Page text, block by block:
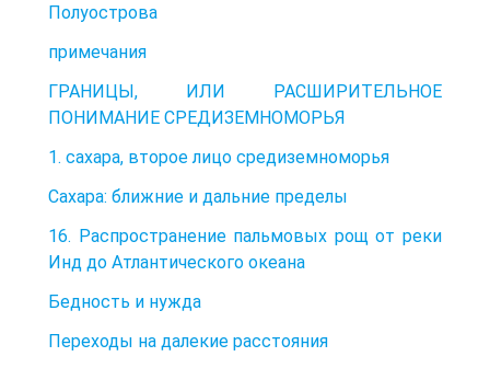
Полуострова
примечания
ГРАНИЦЫ, ИЛИ РАСШИРИТЕЛЬНОЕ
ПОНИМАНИЕ СРЕДИЗЕМНОМОРЬЯ
1. сахара, второе лицо средиземноморья
Сахара: ближние и дальние пределы
16. Распространение пальмовых рощ от реки
Инд до Атлантического океана
Бедность и нужда
Переходы на далекие расстояния